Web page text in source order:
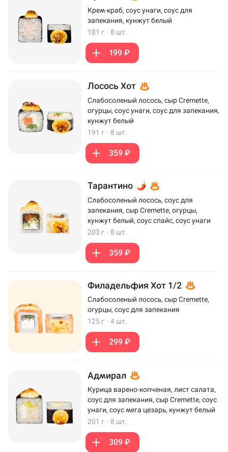
Крем-краб, соус унаги, соус для
запекания, кунжут белый
181 г · 8 шт.
199 ₽
Лосось Хот
Слабосоленый лосось, сыр Cremette,
огурцы, соус унаги, соус для запекания,
кунжут белый
191 г · 8 шт.
359 ₽
Тарантино
Слабосоленый лосось, соус для
запекания, сыр Cremette, огурцы,
кунжут белый, соус спайс, соус унаги
203 г · 8 шт.
359 ₽
Филадельфия Хот 1/2
Слабосоленый лосось, сыр Cremette,
огурцы, соус для запекания
125 г · 4 шт.
299 ₽
Адмирал
Курица варено-копченая, лист салата,
соус для запекания, сыр Cremette, соус
унаги, соус мега цезарь, кунжут белый
201 г · 8 шт.
309 ₽